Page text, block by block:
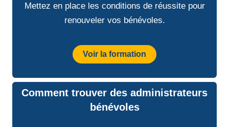
Mettez en place les conditions de réussite pour
renouveler vos bénévoles.
Voir la formation
Comment trouver des administrateurs
bénévoles